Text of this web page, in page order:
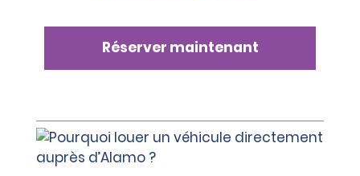
Réserver maintenant